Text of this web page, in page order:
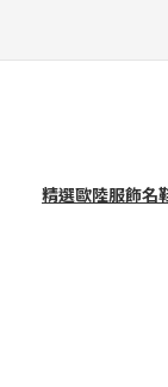
精選歐陸服飾名